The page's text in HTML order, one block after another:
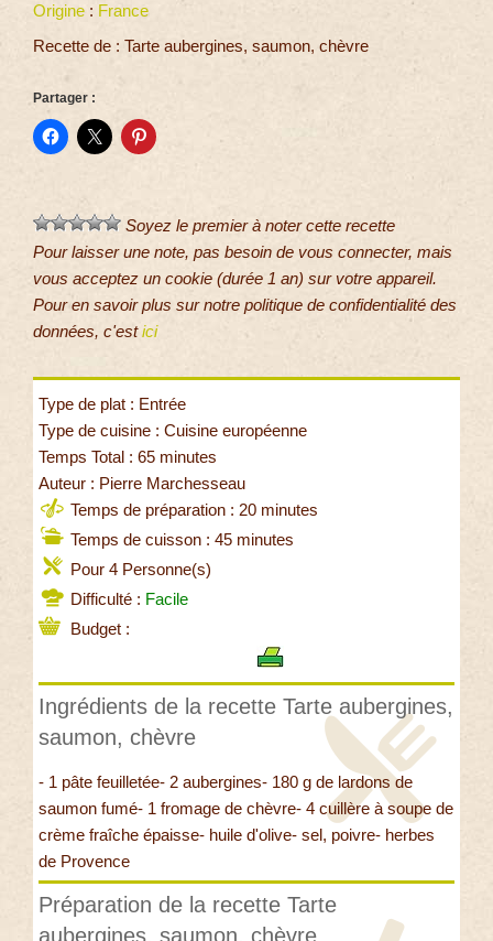
Origine : France
Recette de : Tarte aubergines, saumon, chèvre
Partager :
Soyez le premier à noter cette recette
Pour laisser une note, pas besoin de vous connecter, mais
vous acceptez un cookie (durée 1 an) sur votre appareil.
Pour en savoir plus sur notre politique de confidentialité des
données, c'estici
Type de plat : Entrée
Type de cuisine : Cuisine européenne
Temps Total : 65 minutes
Auteur : Pierre Marchesseau
Temps de préparation : 20 minutes
Temps de cuisson : 45 minutes
Pour 4 Personne(s)
Difficulté : Facile
Budget :
Ingrédients de la recette Tarte aubergines,
saumon, chèvre
- 1 pâte feuilletée- 2 aubergines- 180 g de lardons de
saumon fumé- 1 fromage de chèvre- 4 cuillère à soupe de
crème fraîche épaisse- huile d'olive- sel, poivre- herbes
de Provence
Préparation de la recette Tarte
aubergines, saumon, chèvre